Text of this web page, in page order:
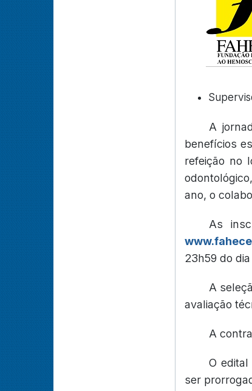
A
benefícios
refeição no
ano, o
As
23h59 do
A
avaliação
A
O
ser